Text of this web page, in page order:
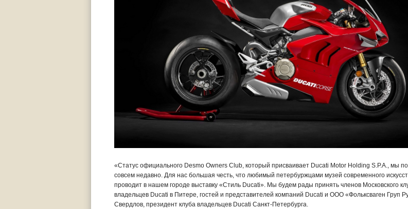
«Статус официального Desmo Owners Club, который присваивает Ducati Motor Holding S.P.A., мы
совсем недавно. Для нас большая честь, что любимый петербуржцами музей современного
проводит в нашем городе выставку «Стиль Ducati». Мы будем рады принять членов Московского
владельцев Ducati в Питере, гостей и представителей компаний Ducati и ООО «Фольксваген Груп
Свердлов, президент клуба владельцев Ducati Санкт-Петербурга.